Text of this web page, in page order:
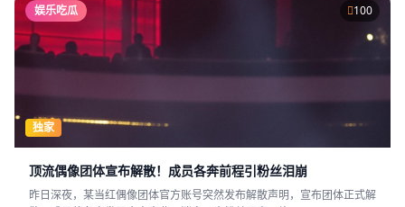
娱乐吃瓜 100
独家
顶流偶像团体宣布解散！成员各奔前程引粉丝泪崩
昨日深夜，某当红偶像团体官方账号突然发布解散声明，宣布团体正式解